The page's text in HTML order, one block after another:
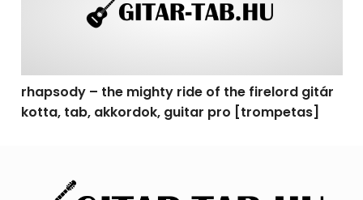
rhapsody – the mighty ride of the firelord gitár
kotta, tab, akkordok, guitar pro [trompetas]